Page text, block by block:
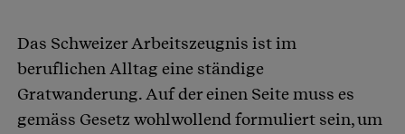
Artikel teilen
Das Schweizer Arbeitszeugnis ist im
beruflichen Alltag eine ständige
Gratwanderung. Auf der einen Seite muss es
gemäss Gesetz wohlwollend formuliert sein, um